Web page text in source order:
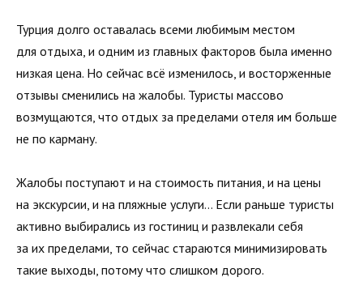
Турция долго оставалась всеми любимым местом
для отдыха, и одним из главных факторов была именно
низкая цена. Но сейчас всё изменилось, и восторженные
отзывы сменились на жалобы. Туристы массово
возмущаются, что отдых за пределами отеля им больше
не по карману.
Жалобы поступают и на стоимость питания, и на цены
на экскурсии, и на пляжные услуги… Если раньше туристы
активно выбирались из гостиниц и развлекали себя
за их пределами, то сейчас стараются минимизировать
такие выходы, потому что слишком дорого.